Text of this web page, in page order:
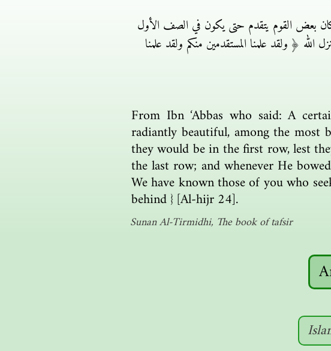
بعض القوم يتقدم حتى يكون في الصف الأول
﴿ ولقد علمنا المستقدمين منكم ولقد علمنا
From Ibn ‘Abbas who said: A
radiantly beautiful, among the most
they would be in the first row, lest
the last row; and whenever He
We have known those of you who
behind } [Al-hijr 24].
Sunan Al-Tirmidhi, The book of tafsir